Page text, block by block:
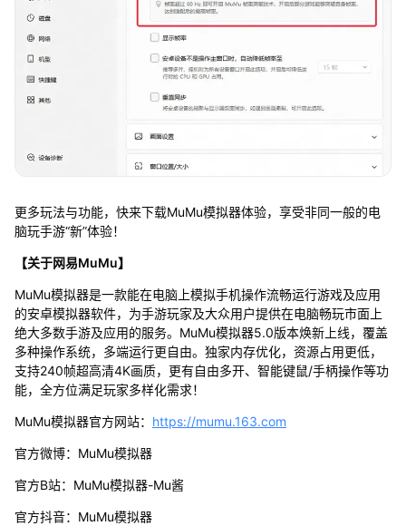
更多玩法与功能，快来下载MuMu模拟器体验，享受非同一般的电
脑玩手游“新”体验！
【关于网易MuMu】
MuMu模拟器是一款能在电脑上模拟手机操作流畅运行游戏及应用
的安卓模拟器软件，为手游玩家及大众用户提供在电脑畅玩市面上
绝大多数手游及应用的服务。MuMu模拟器5.0版本焕新上线，覆盖
多种操作系统，多端运行更自由。独家内存优化，资源占用更低，
支持240帧超高清4K画质，更有自由多开、智能键鼠/手柄操作等功
能，全方位满足玩家多样化需求！
MuMu模拟器官方网站： https://mumu.163.com
官方微博：MuMu模拟器
官方B站：MuMu模拟器-Mu酱
官方抖音：MuMu模拟器